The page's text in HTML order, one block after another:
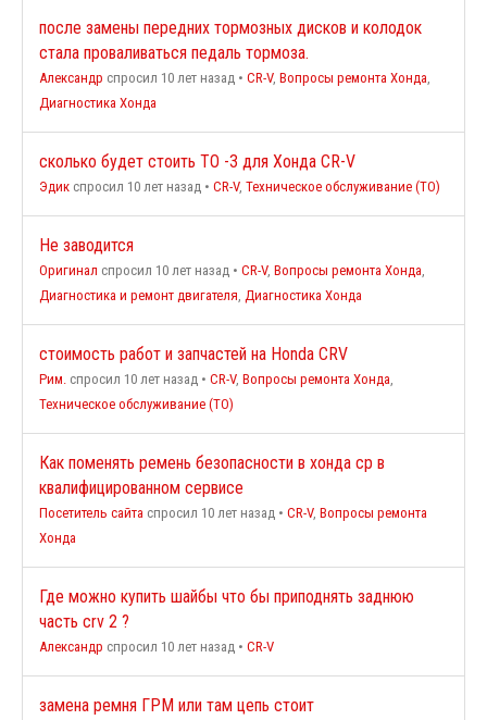
после замены передних тормозных дисков и колодок
стала проваливаться педаль тормоза.
Александр спросил 10 лет назад • CR-V, Вопросы ремонта Хонда
Диагностика Хонда
сколько будет стоить ТО -3 для Хонда CR-V
Эдик спросил 10 лет назад • CR-V, Техническое обслуживание (ТО)
Не заводится
Оригинал спросил 10 лет назад • CR-V, Вопросы ремонта Хонда
Диагностика и ремонт двигателя Диагностика Хонда
стоимость работ и запчастей на Honda CRV
Рим. спросил 10 лет назад • CR-V, Вопросы ремонта Хонда
Техническое обслуживание (ТО)
Как поменять ремень безопасности в хонда ср в
квалифицированном сервисе
Посетитель сайта спросил 10 лет назад • CR-V, Вопросы ремонта
Хонда
Где можно купить шайбы что бы приподнять заднюю
часть crv 2 ?
Александр спросил 10 лет назад • CR-V
замена ремня ГРМ или там цепь стоит